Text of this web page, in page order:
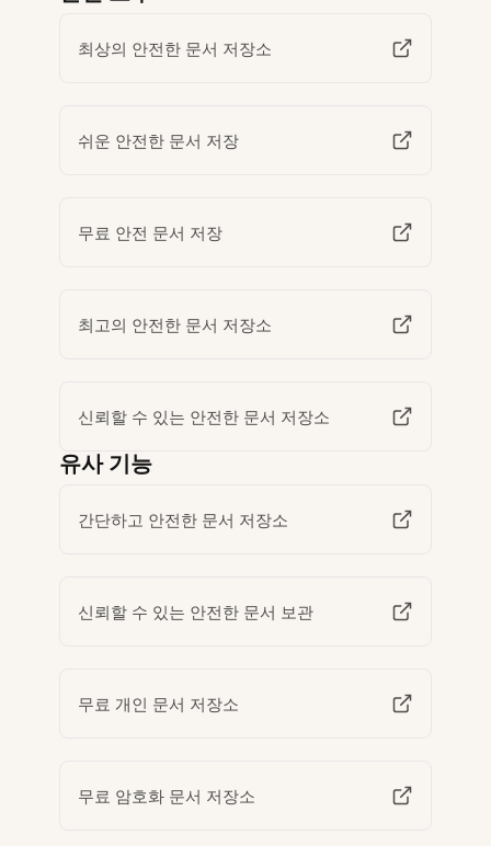
최상의 안전한 문서 저장소
쉬운 안전한 문서 저장
무료 안전 문서 저장
최고의 안전한 문서 저장소
신뢰할 수 있는 안전한 문서 저장소
유사 기능
간단하고 안전한 문서 저장소
신뢰할 수 있는 안전한 문서 보관
무료 개인 문서 저장소
무료 암호화 문서 저장소